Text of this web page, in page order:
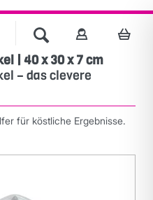
| 40 x 30 x 7 cm
– das clevere
für köstliche Ergebnisse.